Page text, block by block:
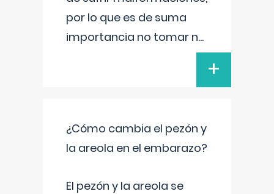
por lo que es de suma
importancia no tomar n...
+
¿Cómo cambia el pezón y
la areola en el embarazo?
El pezón y la areola se